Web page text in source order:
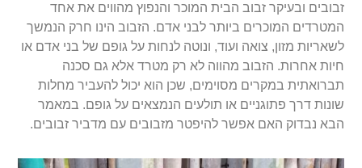
זבובים ובעיקר זבוב הבית המוכר והנפוץ מהווים את אחד
המטרדים המוכרים ביותר לבני אדם. הזבוב הינו חרק הנמשך
לשאריות מזון, צואה ועוד, ונוטה לנחות על גופם של בני אדם או
חיות אחרות. הזבוב מהווה לא רק מטרד אלא גם סכנה
תברואתית במקרים מסוימים, שכן הוא יכול להעביר מחלות
שונות דרך פתוגניים או תולעים הנמצאים על גופם. במאמר
הבא נבדוק האם אפשר להיפטר מזבובים עם מדביר זבובים.